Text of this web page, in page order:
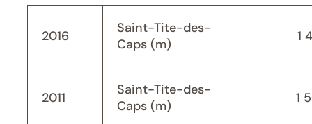
2016
Saint-Tite-des-
Caps (m)
1
2011
Saint-Tite-des-
Caps (m)
1